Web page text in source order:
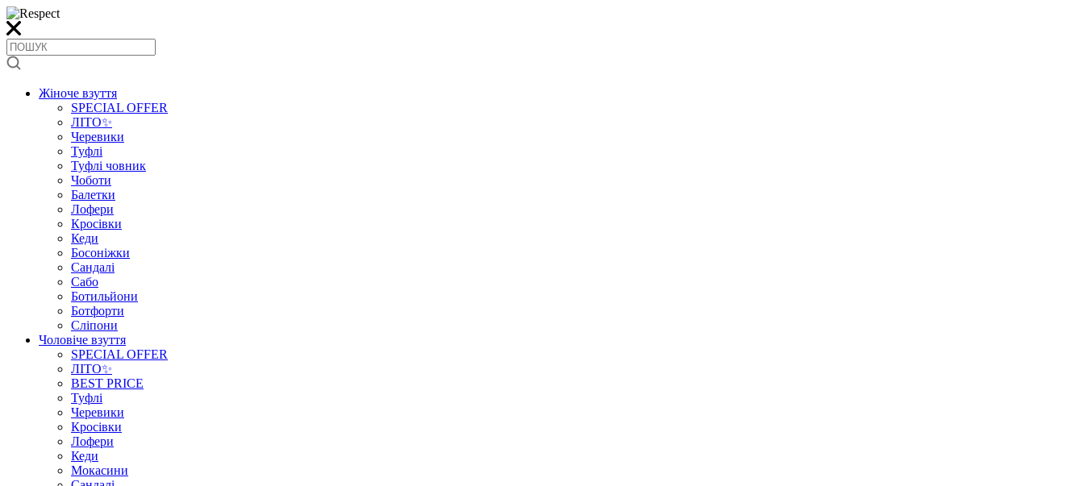
Жіноче взуття
SPECIAL OFFER
ЛІТО✨
Черевики
Туфлі
Туфлі човник
Чоботи
Балетки
Лофери
Кросівки
Кеди
Босоніжки
Сандалі
Сабо
Ботильйони
Ботфорти
Сліпони
Чоловіче взуття
SPECIAL OFFER
ЛІТО✨
BEST PRICE
Туфлі
Черевики
Кросівки
Лофери
Кеди
Мокасини